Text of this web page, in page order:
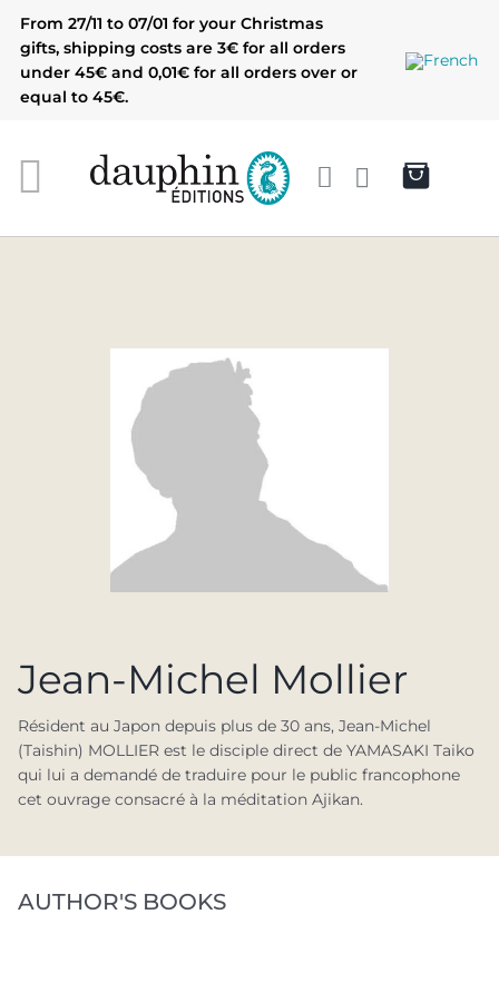
content
From 27/11 to 07/01 for your Christmas
gifts, shipping costs are 3€ for all orders
under 45€ and 0,01€ for all orders over or
equal to 45€.
Jean-Michel Mollier
Résident au Japon depuis plus de 30 ans, Jean-Michel
(Taishin) MOLLIER est le disciple direct de YAMASAKI Taiko
qui lui a demandé de traduire pour le public francophone
cet ouvrage consacré à la méditation Ajikan.
AUTHOR'S BOOKS